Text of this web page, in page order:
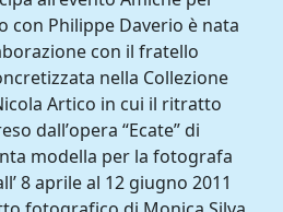
con Philippe Daverio è nata
con il fratello
nella Collezione
Artico in cui il ritratto
dall’opera “Ecate” di
modella per la fotografa
8 aprile al 12 giugno 2011